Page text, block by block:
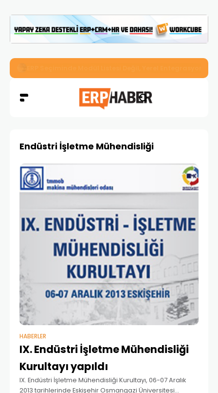
Endüstri İşletme Mühendisliği
HABERLER
IX. Endüstri İşletme Mühendisliği
Kurultayı yapıldı
IX. Endüstri İşletme Mühendisliği Kurultayı, 06-07 Aralık
2013 tarihlerinde Eskişehir Osmangazi Üniversitesi